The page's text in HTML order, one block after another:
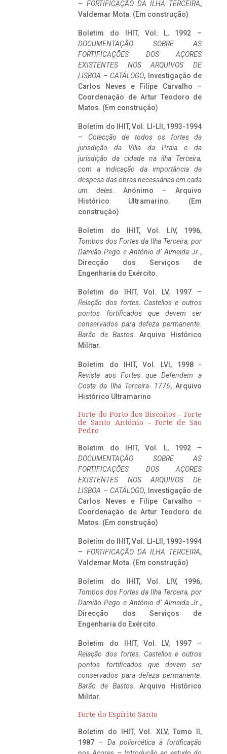
– FORTIFICAÇÃO DA ILHA TERCEIRA,
Valdemar Mota. (Em construção)
Boletim do IHIT, Vol. L, 1992 –
DOCUMENTAÇÃO SOBRE AS
FORTIFICAÇÕES DOS AÇORES
EXISTENTES NOS ARQUIVOS DE
LISBOA – CATÁLOGO, Investigação de
Carlos Neves e Filipe Carvalho –
Coordenação de Artur Teodoro de
Matos. (Em construção)
Boletim do IHIT, Vol. LI-LII, 1993-1994
– Colecção de todos os fortes da
jurisdição da Villa da Praia e da
jurisdição da cidade na ilha Terceira,
com a indicação da importância da
despesa das obras necessárias em cada
um deles. Anónimo – Arquivo
Histórico Ultramarino. (Em
construção)
Boletim do IHIT, Vol. LIV, 1996,
Tombos dos Fortes da Ilha Terceira, por
Damião Pego e António d’ Almeida Jr.,
Direcção dos Serviços de
Engenharia do Exército.
Boletim do IHIT, Vol. LV, 1997 –
Relação dos fortes, Castellos e outros
pontos fortificados que devem ser
conservados para defeza permanente.
Barão de Bastos. Arquivo Histórico
Militar.
Boletim do IHIT, Vol. LVI, 1998 -
Revista aos Fortes que Defendem a
Costa da Ilha Terceira- 1776, Arquivo
Histórico Ultramarino
Forte do Porto dos Biscoitos – Forte
de Santo António – Forte de São
Pedro
Boletim do IHIT, Vol. L, 1992 –
DOCUMENTAÇÃO SOBRE AS
FORTIFICAÇÕES DOS AÇORES
EXISTENTES NOS ARQUIVOS DE
LISBOA – CATÁLOGO, Investigação de
Carlos Neves e Filipe Carvalho –
Coordenação de Artur Teodoro de
Matos. (Em construção)
Boletim do IHIT, Vol. LI-LII, 1993-1994
– FORTIFICAÇÃO DA ILHA TERCEIRA,
Valdemar Mota. (Em construção)
Boletim do IHIT, Vol. LIV, 1996,
Tombos dos Fortes da Ilha Terceira, por
Damião Pego e António d’ Almeida Jr.,
Direcção dos Serviços de
Engenharia do Exército.
Boletim do IHIT, Vol. LV, 1997 –
Relação dos fortes, Castellos e outros
pontos fortificados que devem ser
conservados para defeza permanente.
Barão de Bastos. Arquivo Histórico
Militar.
Forte do Espírito Santo
Boletim do IHIT, Vol. XLV, Tomo II,
1987 – Da poliorcética à fortificação